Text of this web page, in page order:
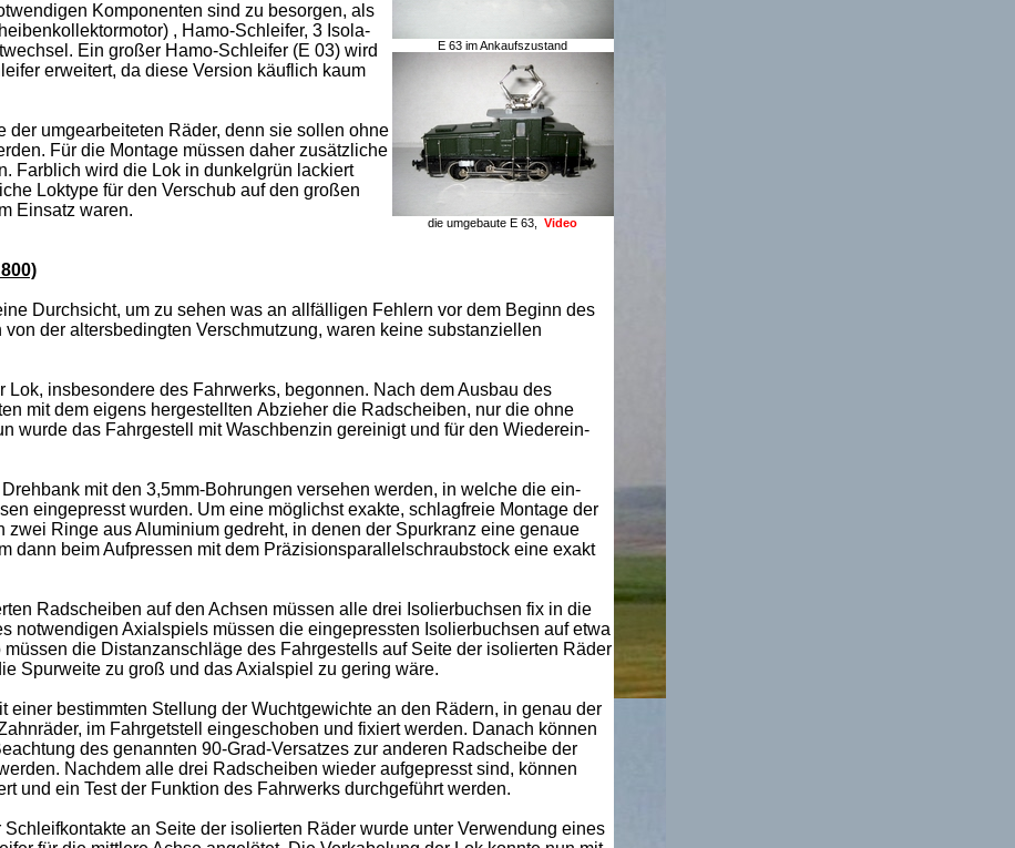
Komponenten sind zu besorgen, als
, Hamo-Schleifer, 3 Isola-
Ein großer Hamo-Schleifer (E 03) wird
erweitert, da diese Version käuflich kaum
der umgearbeiteten Räder, denn sie sollen ohne
Für die Montage müssen daher zusätzliche
Farblich wird die Lok in dunkelgrün lackiert
Loktype für den Verschub auf den großen
Einsatz waren.
E 63 im Ankaufszustand
die umgebaute E 63, Video
Durchsicht, um zu sehen was an allfälligen Fehlern vor dem Beginn des
der altersbedingten Verschmutzung, waren keine substanziellen
Lok, insbesondere des Fahrwerks, begonnen. Nach dem Ausbau des
mit dem eigens hergestellten Abzieher die Radscheiben, nur die ohne
wurde das Fahrgestell mit Waschbenzin gereinigt und für den Wiederein-
mit den 3,5mm-Bohrungen versehen werden, in welche die ein-
eingepresst wurden. Um eine möglichst exakte, schlagfreie Montage der
zwei Ringe aus Aluminium gedreht, in denen der Spurkranz eine genaue
dann beim Aufpressen mit dem Präzisionsparallelschraubstock eine exakt
Radscheiben auf den Achsen müssen alle drei Isolierbuchsen fix in die
notwendigen Axialspiels müssen die eingepressten Isolierbuchsen auf etwa
die Distanzanschläge des Fahrgestells auf Seite der isolierten Räder
Spurweite zu groß und das Axialspiel zu gering wäre.
einer bestimmten Stellung der Wuchtgewichte an den Rädern, in genau der
im Fahrgetstell eingeschoben und fixiert werden. Danach können
des genannten 90-Grad-Versatzes zur anderen Radscheibe der
Nachdem alle drei Radscheiben wieder aufgepresst sind, können
und ein Test der Funktion des Fahrwerks durchgeführt werden.
an Seite der isolierten Räder wurde unter Verwendung eines